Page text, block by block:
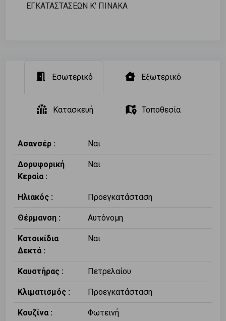
ΕΓΚΑΤΑΣΤΑΣΕΩΝ Κ' ΠΙΝΑΚΑ
Εσωτερικό Εξωτερικό
Κατασκευή Τοποθεσία
Ασανσέρ : Ναι
Δορυφορική
Κεραία :
Ναι
Ηλιακός : Προεγκατάσταση
Θέρμανση : Αυτόνομη
Κατοικίδια
Δεκτά :
Ναι
Καυστήρας : Πετρελαίου
Κλιματισμός : Προεγκατάσταση
Κουζίνα : Φωτεινή